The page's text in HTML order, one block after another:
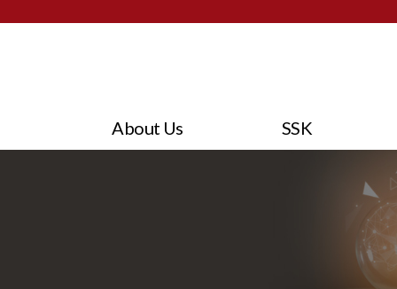
About Us SSK